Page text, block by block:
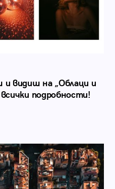
видиш на „Облаци и
подробности!